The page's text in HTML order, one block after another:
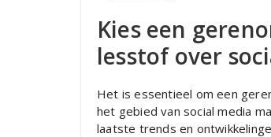
Kies een
lesstof over
Het is essentieel om een
het gebied van social media
laatste trends en